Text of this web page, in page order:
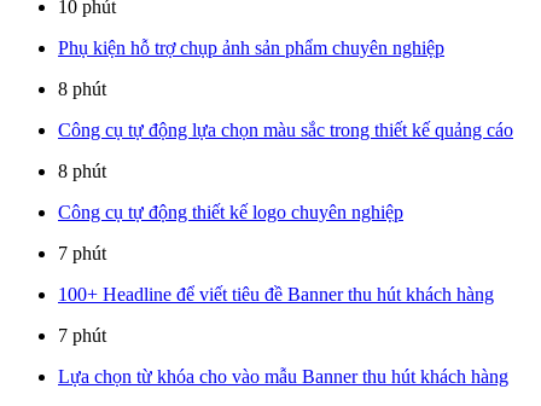
10 phút
Phụ kiện hỗ trợ chụp ảnh sản phẩm chuyên nghiệp
8 phút
Công cụ tự động lựa chọn màu sắc trong thiết kế quảng cáo
8 phút
Công cụ tự động thiết kế logo chuyên nghiệp
7 phút
100+ Headline để viết tiêu đề Banner thu hút khách hàng
7 phút
Lựa chọn từ khóa cho vào mẫu Banner thu hút khách hàng